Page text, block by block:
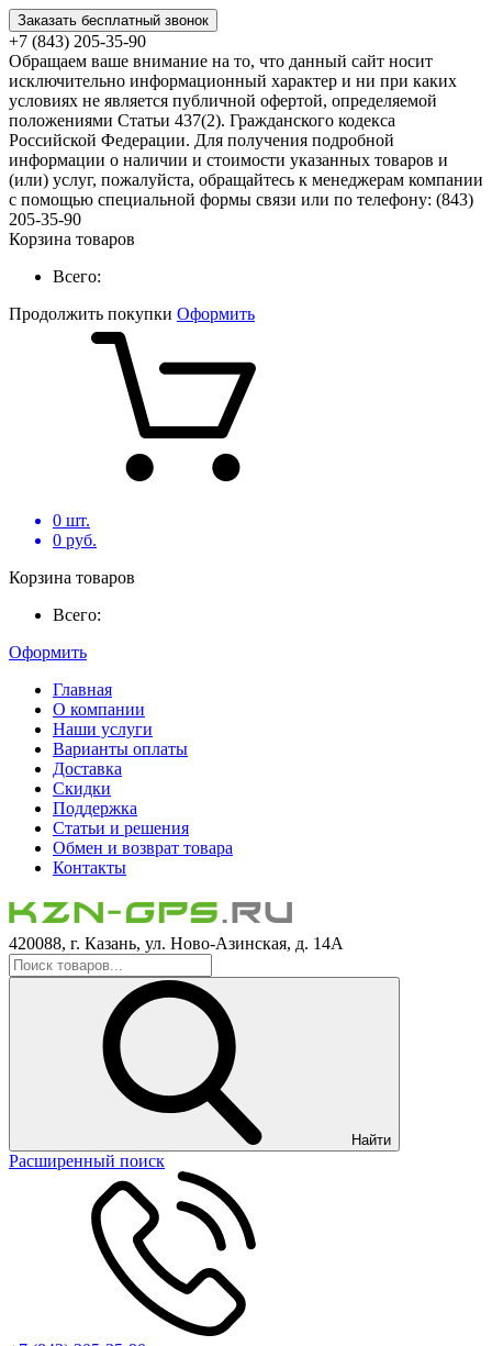
Заказать бесплатный звонок
+7 (843) 205-35-90
Обращаем ваше внимание на то, что данный сайт носит
исключительно информационный характер и ни при каких
условиях не является публичной офертой, определяемой
положениями Статьи 437(2). Гражданского кодекса
Российской Федерации. Для получения подробной
информации о наличии и стоимости указанных товаров и
(или) услуг, пожалуйста, обращайтесь к менеджерам компании
с помощью специальной формы связи или по телефону: (843)
205-35-90
Корзина товаров
Всего:
Продолжить покупки Оформить
0 шт.
0 руб.
Корзина товаров
Всего:
Оформить
Главная
О компании
Наши услуги
Варианты оплаты
Доставка
Скидки
Поддержка
Статьи и решения
Обмен и возврат товара
Контакты
420088, г. Казань, ул. Ново-Азинская, д. 14А
Найти
Расширенный поиск